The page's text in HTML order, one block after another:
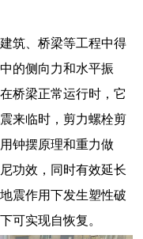
筑、桥梁等工程中得
的侧向力和水平振
桥梁正常运行时，它
来临时，剪力螺栓剪
钟摆原理和重力做
功效，同时有效延长
震作用下发生塑性破
可实现自恢复。